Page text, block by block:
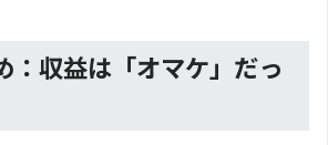
：収益は「オマケ」だっ